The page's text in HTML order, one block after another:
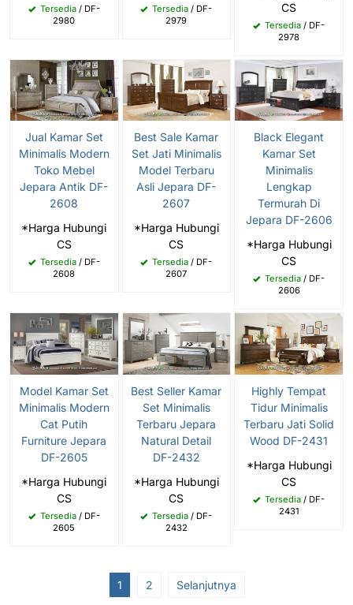
Tersedia/ DF-
2980
Tersedia / DF-
2979
CS
Tersedia / DF-
2978
Jual Kamar Set
Minimalis Modern
Toko Mebel
Jepara Antik DF-
2608
*Harga Hubungi
CS
Tersedia/ DF-
2608
Best Sale Kamar
Set Jati Minimalis
Model Terbaru
Asli Jepara DF-
2607
*Harga Hubungi
CS
Tersedia / DF-
2607
Black Elegant
Kamar Set
Minimalis
Lengkap
Termurah Di
Jepara DF-2606
*Harga Hubungi
CS
Tersedia / DF-
2606
Model Kamar Set
Minimalis Modern
Cat Putih
Furniture Jepara
DF-2605
*Harga Hubungi
CS
Tersedia/ DF-
2605
Best Seller Kamar
Set Minimalis
Terbaru Jepara
Natural Detail
DF-2432
*Harga Hubungi
CS
Tersedia / DF-
2432
Highly Tempat
Tidur Minimalis
Terbaru Jati Solid
Wood DF-2431
*Harga Hubungi
CS
Tersedia / DF-
2431
1 2 Selanjutnya